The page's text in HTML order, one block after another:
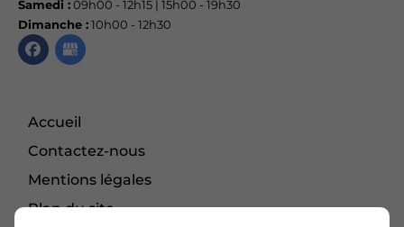
Samedi :09h00 - 12h15 | 15h00 - 19h30
Dimanche :10h00 - 12h30
Accueil
Contactez-nous
Mentions légales
Plan du site